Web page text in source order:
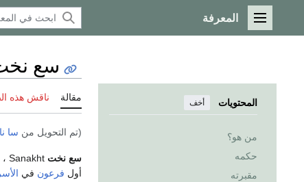
القائمة الرئيسية
المعرفة
المحتويات أخف
من هو؟
حكمه
مقبرته
سع
مقالة ناقش هذه
(تم التحويل من سا
سع نخت
أول فرعون في